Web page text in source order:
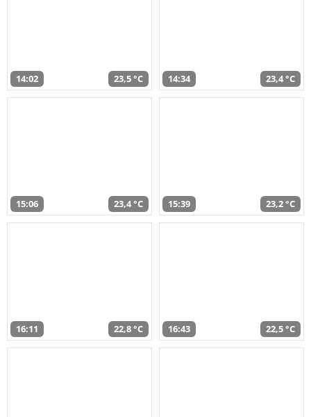
14:02 23,5 °C 14:34 23,4 °C
15:06 23,4 °C 15:39 23,2 °C
16:11 22,8 °C 16:43 22,5 °C